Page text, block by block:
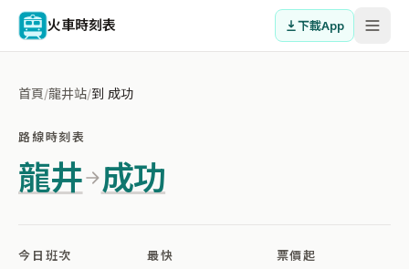
火車時刻表 下載App
首頁/龍井站/到 成功
路線時刻表
龍井 成功
今日班次 最快 票價起